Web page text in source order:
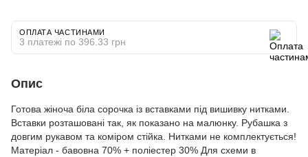
ОПЛАТА ЧАСТИНАМИ
3 платежі по 396.33 грн
Опис
Готова жіноча біла сорочка із вставками під вишивку нитками.
Вставки розташовані так, як показано на малюнку. Рубашка з
довгим рукавом та коміром стійка. Нитками не комплектується!
Матеріал - бавовна 70% + поліестер 30% Для схеми в